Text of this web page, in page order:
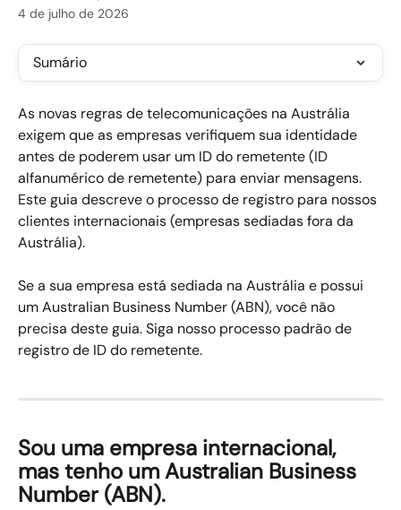
4 de julho de 2026
Sumário
As novas regras de telecomunicações na Austrália
exigem que as empresas verifiquem sua identidade
antes de poderem usar um ID do remetente (ID
alfanumérico de remetente) para enviar mensagens.
Este guia descreve o processo de registro para nossos
clientes internacionais (empresas sediadas fora da
Austrália).
Se a sua empresa está sediada na Austrália e possui
um Australian Business Number (ABN), você não
precisa deste guia. Siga nosso processo padrão de
registro de ID do remetente.
Sou uma empresa internacional,
mas tenho um Australian Business
Number (ABN).